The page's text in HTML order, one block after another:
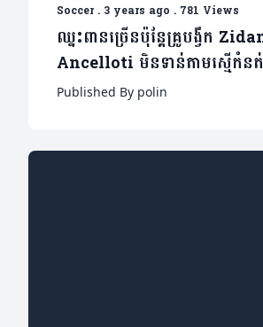
Soccer. 3 years ago . 781 Views
ឈ្នះពានច្រើនប៉ុន្តែគ្រូបង្វឹក
Ancelloti មិនទាន់តាមស្មើកំនត់
រូបនេះទេ
Published By polin